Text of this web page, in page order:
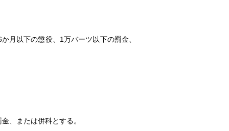
月以下の懲役、1万バーツ以下の罰金、
、または併科とする。